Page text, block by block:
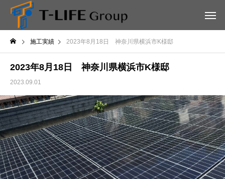
施工実績 2023年8月18日 神奈川県横浜市K様邸
2023年8月18日 神奈川県横浜市K様邸
2023.09.01